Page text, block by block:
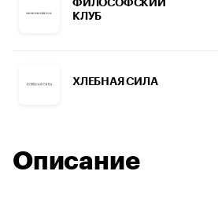
ФИЛОСОФСКИЙ
КЛУБ
ХЛЕБНАЯ СИЛА
Описание